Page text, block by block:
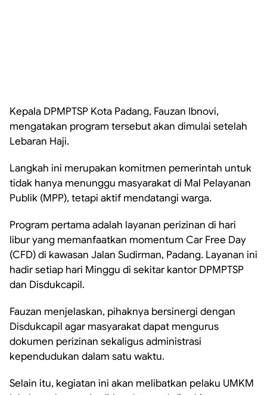
Kepala DPMPTSP Kota Padang, Fauzan Ibnovi,
mengatakan program tersebut akan dimulai setelah
Lebaran Haji.
Langkah ini merupakan komitmen pemerintah untuk
tidak hanya menunggu masyarakat di Mal Pelayanan
Publik (MPP), tetapi aktif mendatangi warga.
Program pertama adalah layanan perizinan di hari
libur yang memanfaatkan momentum Car Free Day
(CFD) di kawasan Jalan Sudirman, Padang. Layanan ini
hadir setiap hari Minggu di sekitar kantor DPMPTSP
dan Disdukcapil.
Fauzan menjelaskan, pihaknya bersinergi dengan
Disdukcapil agar masyarakat dapat mengurus
dokumen perizinan sekaligus administrasi
kependudukan dalam satu waktu.
Selain itu, kegiatan ini akan melibatkan pelaku UMKM